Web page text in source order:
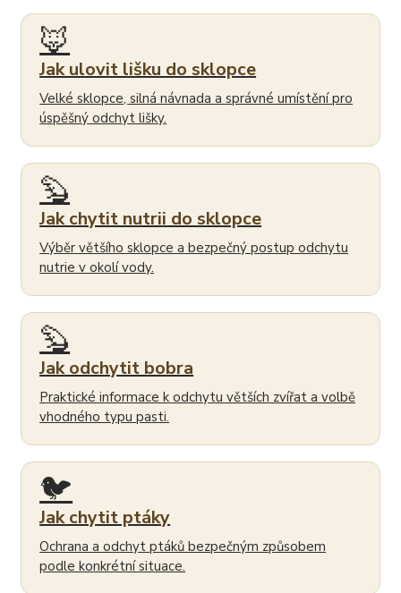
🦊
Jak ulovit lišku do sklopce
Velké sklopce, silná návnada a správné umístění pro
úspěšný odchyt lišky.
🦫
Jak chytit nutrii do sklopce
Výběr většího sklopce a bezpečný postup odchytu
nutrie v okolí vody.
🦫
Jak odchytit bobra
Praktické informace k odchytu větších zvířat a volbě
vhodného typu pasti.
🐦
Jak chytit ptáky
Ochrana a odchyt ptáků bezpečným způsobem
podle konkrétní situace.